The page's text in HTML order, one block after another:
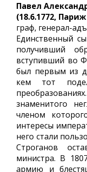
Павел
(18.6.1772,
граф, генерал-
Единственный
получивший
вступивший во
был первым из
кем тот
знаменитого
членом
интересы
него стали
Строганов
министра. В
армию и